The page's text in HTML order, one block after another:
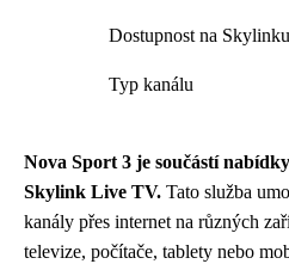
Dostupnost na Skylinku
Typ kanálu
Nova Sport 3 je součástí
Skylink Live TV. Tato služba
kanály přes internet na různých
televize, počítače, tablety nebo